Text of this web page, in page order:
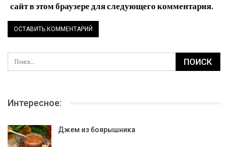
сайт в этом браузере для следующего комментария.
Интересное:
Джем из боярышника